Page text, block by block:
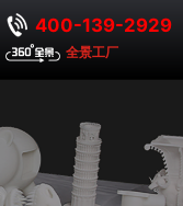
400-139-2929
全景工厂